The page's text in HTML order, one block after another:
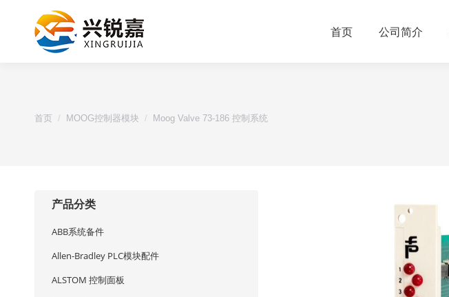
首页 公司简介
首页 MOOG控制器模块 Moog Valve 73-186 控制系统
产品分类
ABB系统备件
Allen-Bradley PLC模块配件
ALSTOM 控制面板